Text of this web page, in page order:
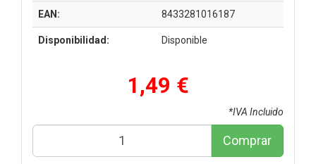
EAN: 8433281016187
Disponibilidad: Disponible
1,49 €
*IVA Incluido
Comprar